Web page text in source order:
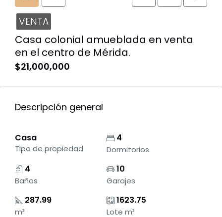
VENTA
Casa colonial amueblada en venta
en el centro de Mérida.
$21,000,000
Descripción general
Casa
Tipo de propiedad
4
Dormitorios
4
Baños
10
Garajes
287.99
m²
1623.75
Lote m²